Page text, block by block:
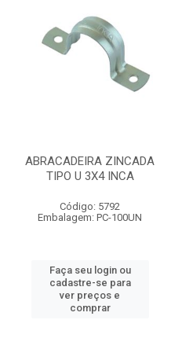
ABRACADEIRA ZINCADA
TIPO U 3X4 INCA
Código: 5792
Embalagem: PC-100UN
Faça seu login ou
cadastre-se para
ver preços e
comprar